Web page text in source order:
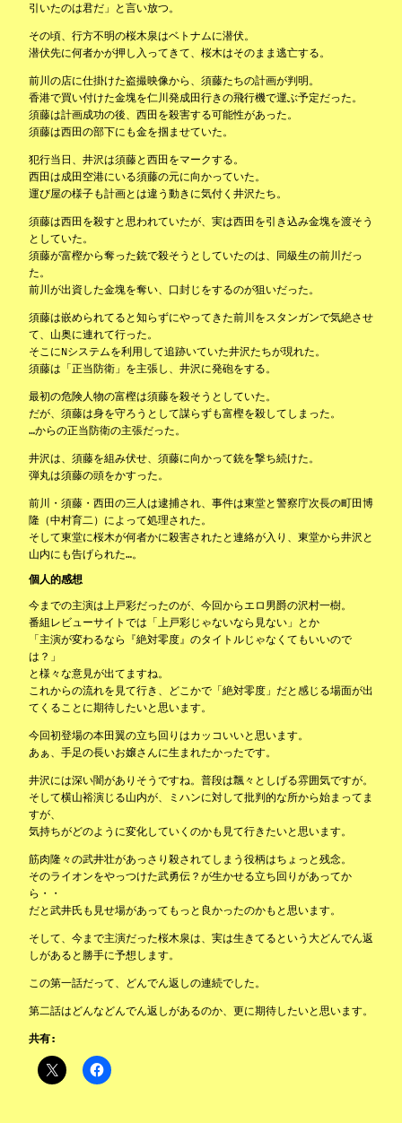
引いたのは君だ」と言い放つ。
その頃、行方不明の桜木泉はベトナムに潜伏。
潜伏先に何者かが押し入ってきて、桜木はそのまま逃亡する。
前川の店に仕掛けた盗撮映像から、須藤たちの計画が判明。
香港で買い付けた金塊を仁川発成田行きの飛行機で運ぶ予定だった。
須藤は計画成功の後、西田を殺害する可能性があった。
須藤は西田の部下にも金を掴ませていた。
犯行当日、井沢は須藤と西田をマークする。
西田は成田空港にいる須藤の元に向かっていた。
運び屋の様子も計画とは違う動きに気付く井沢たち。
須藤は西田を殺すと思われていたが、実は西田を引き込み金塊を渡そう
としていた。
須藤が富樫から奪った銃で殺そうとしていたのは、同級生の前川だっ
た。
前川が出資した金塊を奪い、口封じをするのが狙いだった。
須藤は嵌められてると知らずにやってきた前川をスタンガンで気絶させ
て、山奥に連れて行った。
そこにNシステムを利用して追跡いていた井沢たちが現れた。
須藤は「正当防衛」を主張し、井沢に発砲をする。
最初の危険人物の富樫は須藤を殺そうとしていた。
だが、須藤は身を守ろうとして謀らずも富樫を殺してしまった。
…からの正当防衛の主張だった。
井沢は、須藤を組み伏せ、須藤に向かって銃を撃ち続けた。
弾丸は須藤の頭をかすった。
前川・須藤・西田の三人は逮捕され、事件は東堂と警察庁次長の町田博
隆（中村育二）によって処理された。
そして東堂に桜木が何者かに殺害されたと連絡が入り、東堂から井沢と
山内にも告げられた…。
個人的感想
今までの主演は上戸彩だったのが、今回からエロ男爵の沢村一樹。
番組レビューサイトでは「上戸彩じゃないなら見ない」とか
「主演が変わるなら『絶対零度』のタイトルじゃなくてもいいので
は？」
と様々な意見が出てますね。
これからの流れを見て行き、どこかで「絶対零度」だと感じる場面が出
てくることに期待したいと思います。
今回初登場の本田翼の立ち回りはカッコいいと思います。
あぁ、手足の長いお嬢さんに生まれたかったです。
井沢には深い闇がありそうですね。普段は飄々としげる雰囲気ですが。
そして横山裕演じる山内が、ミハンに対して批判的な所から始まってま
すが、
気持ちがどのように変化していくのかも見て行きたいと思います。
筋肉隆々の武井壮があっさり殺されてしまう役柄はちょっと残念。
そのライオンをやっつけた武勇伝？が生かせる立ち回りがあってか
ら・・
だと武井氏も見せ場があってもっと良かったのかもと思います。
そして、今まで主演だった桜木泉は、実は生きてるという大どんでん返
しがあると勝手に予想します。
この第一話だって、どんでん返しの連続でした。
第二話はどんなどんでん返しがあるのか、更に期待したいと思います。
共有: